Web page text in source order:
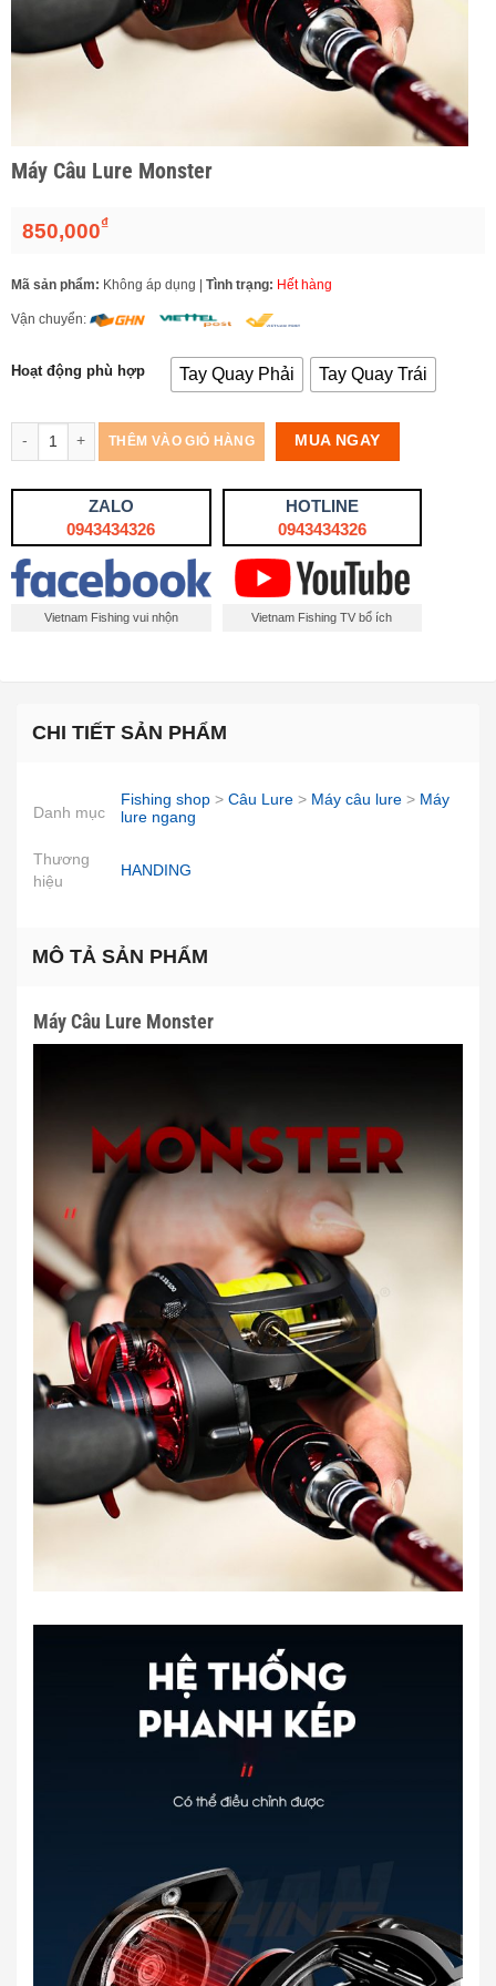
Máy Câu Lure Monster
850,000₫
Mã sản phẩm: Không áp dụng | Tình trạng: Hết hàng
Vận chuyển:
Hoạt động phù hợp Tay Quay Phải Tay Quay Trái
Số lượng THÊM VÀO GIỎ HÀNG MUA NGAY
ZALO
0943434326
HOTLINE
0943434326
Vietnam Fishing vui nhộn Vietnam Fishing TV bổ ích
CHI TIẾT SẢN PHẨM
Danh mục
Fishing shop > Câu Lure > Máy câu lure > Máy
lure ngang
Thương
hiệu
HANDING
MÔ TẢ SẢN PHẨM
Máy Câu Lure Monster